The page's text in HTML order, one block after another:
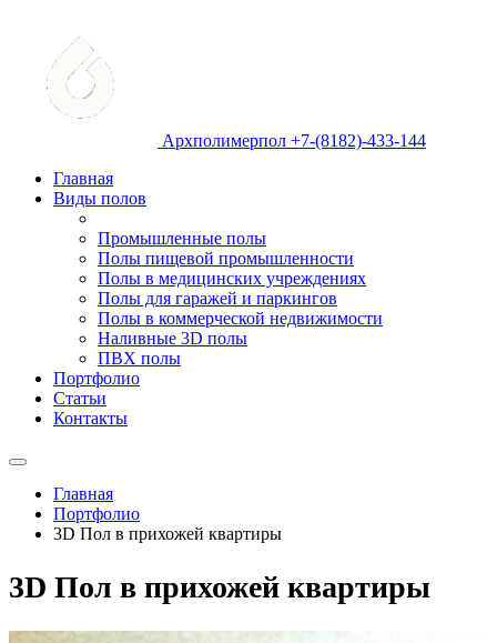
Архполимерпол +7-(8182)-433-144
Главная
Виды полов
Промышленные полы
Полы пищевой промышленности
Полы в медицинских учреждениях
Полы для гаражей и паркингов
Полы в коммерческой недвижимости
Наливные 3D полы
ПВХ полы
Портфолио
Статьи
Контакты
Главная
Портфолио
3D Пол в прихожей квартиры
3D Пол в прихожей квартиры